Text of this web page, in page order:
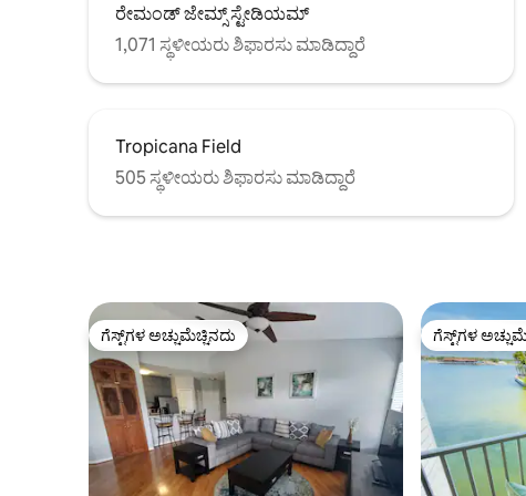
ರೇಮಂಡ್ ಜೇಮ್ಸ್ ಸ್ಟೇಡಿಯಮ್
1,071 ಸ್ಥಳೀಯರು ಶಿಫಾರಸು ಮಾಡಿದ್ದಾರೆ
Tropicana Field
505 ಸ್ಥಳೀಯರು ಶಿಫಾರಸು ಮಾಡಿದ್ದಾರೆ
ಗೆಸ್ಟ್‌ಗಳ ಅಚ್ಚುಮೆಚ್ಚಿನದು
ಗೆಸ್ಟ್‌ಗಳ ಅಚ್ಚುಮೆಚ್ಚಿನದು ಗೆಸ್ಟ್‌ಗಳ
ಗೆಸ್ಟ್‌ಗಳ